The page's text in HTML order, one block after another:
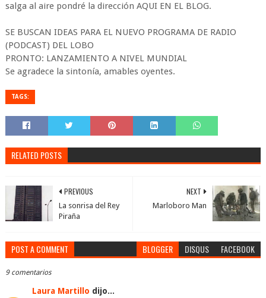
salga al aire pondré la dirección AQUI EN EL BLOG.
SE BUSCAN IDEAS PARA EL NUEVO PROGRAMA DE RADIO
(PODCAST) DEL LOBO
PRONTO: LANZAMIENTO A NIVEL MUNDIAL
Se agradece la sintonía, amables oyentes.
TAGS:
RELATED POSTS
NEXT
Marloboro Man
PREVIOUS
La sonrisa del Rey
Piraña
POST A COMMENT BLOGGER DISQUS FACEBOOK
9 comentarios
Laura Martillo dijo...